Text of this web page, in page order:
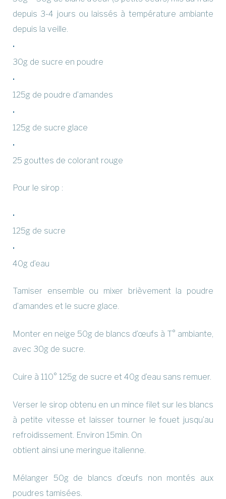
depuis 3-4 jours ou laissés à température ambiante
depuis la veille.
30g de sucre en poudre
125g de poudre d’amandes
125g de sucre glace
25 gouttes de colorant rouge
Pour le sirop :
125g de sucre
40g d’eau
Tamiser ensemble ou mixer brièvement la poudre
d’amandes et le sucre glace.
Monter en neige 50g de blancs d’œufs à T° ambiante,
avec 30g de sucre.
Cuire à 110° 125g de sucre et 40g d’eau sans remuer.
Verser le sirop obtenu en un mince filet sur les blancs
à petite vitesse et laisser tourner le fouet jusqu’au
refroidissement. Environ 15min. On
obtient ainsi une meringue italienne.
Mélanger 50g de blancs d’œufs non montés aux
poudres tamisées.